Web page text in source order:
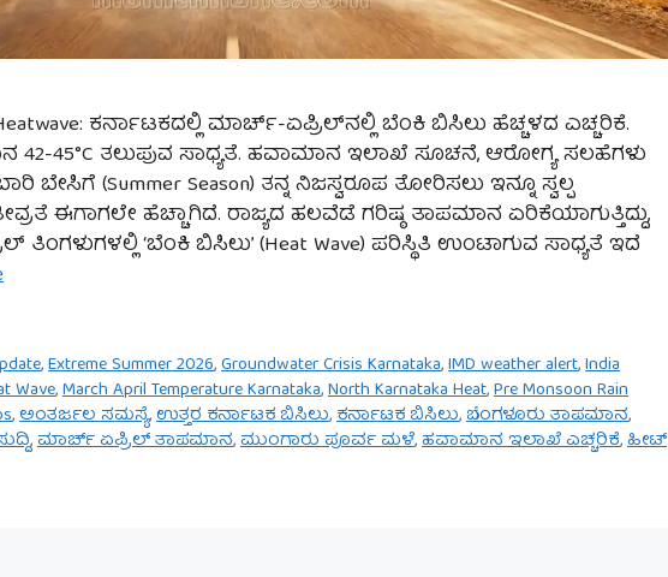
Heatwave: ಕರ್ನಾಟಕದಲ್ಲಿ ಮಾರ್ಚ್-ಏಪ್ರಿಲ್‌ನಲ್ಲಿ ಬೆಂಕಿ ಬಿಸಿಲು ಹೆಚ್ಚಳದ ಎಚ್ಚರಿಕೆ.
42-45°C ತಲುಪುವ ಸಾಧ್ಯತೆ. ಹವಾಮಾನ ಇಲಾಖೆ ಸೂಚನೆ, ಆರೋಗ್ಯ ಸಲಹೆಗಳು
ಬೇಸಿಗೆ (Summer Season) ತನ್ನ ನಿಜಸ್ವರೂಪ ತೋರಿಸಲು ಇನ್ನೂ ಸ್ವಲ್ಪ
ಈಗಾಗಲೇ ಹೆಚ್ಚಾಗಿದೆ. ರಾಜ್ಯದ ಹಲವೆಡೆ ಗರಿಷ್ಠ ತಾಪಮಾನ ಏರಿಕೆಯಾಗುತ್ತಿದ್ದು,
‘ಬೆಂಕಿ ಬಿಸಿಲು’ (Heat Wave) ಪರಿಸ್ಥಿತಿ ಉಂಟಾಗುವ ಸಾಧ್ಯತೆ ಇದೆ
,Extreme Summer 2026,Groundwater Crisis Karnataka,IMD weather alert,India
Wave,March April Temperature Karnataka,North Karnataka Heat,Pre Monsoon Rain
,ಅಂತರ್ಜಲ ಸಮಸ್ಯೆ,ಉತ್ತರ ಕರ್ನಾಟಕ ಬಿಸಿಲು,ಕರ್ನಾಟಕ ಬಿಸಿಲು,ಬೆಂಗಳೂರು ತಾಪಮಾನ,
,ಮಾರ್ಚ್ ಏಪ್ರಿಲ್ ತಾಪಮಾನ,ಮುಂಗಾರು ಪೂರ್ವ ಮಳೆ,ಹವಾಮಾನ ಇಲಾಖೆ ಎಚ್ಚರಿಕೆ,ಹೀಟ್